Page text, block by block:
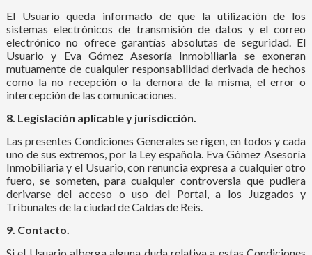
El Usuario queda informado de que la utilización de los
sistemas electrónicos de transmisión de datos y el correo
electrónico no ofrece garantías absolutas de seguridad. El
Usuario y Eva Gómez Asesoría Inmobiliaria se exoneran
mutuamente de cualquier responsabilidad derivada de hechos
como la no recepción o la demora de la misma, el error o
intercepción de las comunicaciones.
8. Legislación aplicable y jurisdicción.
Las presentes Condiciones Generales se rigen, en todos y cada
uno de sus extremos, por la Ley española. Eva Gómez Asesoría
Inmobiliaria y el Usuario, con renuncia expresa a cualquier otro
fuero, se someten, para cualquier controversia que pudiera
derivarse del acceso o uso del Portal, a los Juzgados y
Tribunales de la ciudad de Caldas de Reis.
9. Contacto.